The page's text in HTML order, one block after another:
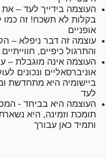
העוצמה בידייך לעד –
בקלות לא תשכח! זה כמו
אופניים
עוצמה זה דבר ניפלא –
והתרגול כיפיים,
העוצמה אינה מוגבלת –
אוניברסאליים ונכונים
ביישומיה היא מתחדשת
לעד
העוצמה היא בביחד -
תומכת וזמינה, היא
ותמיד כאן עבורך